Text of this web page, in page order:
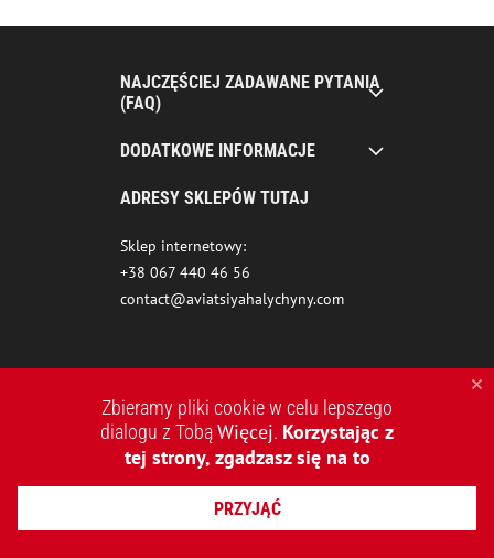
NAJCZĘŚCIEJ ZADAWANE PYTANIA
(FAQ)
DODATKOWE INFORMACJE
ADRESY SKLEPÓW TUTAJ
Sklep internetowy:
+38 067 440 46 56
contact@aviatsiyahalychyny.com
2015-2026 © AVIATSIYA HALYCHYNY – UKRAIŃSKA MARKA
ODZIEŻOWA
TWORZENIE STRON INTERNETOWYCH REDSTONE
Zbieramy pliki cookie w celu lepszego
dialogu z TobąWięcej. Korzystając z
tej strony, zgadzasz się na to
PRZYJĄĆ